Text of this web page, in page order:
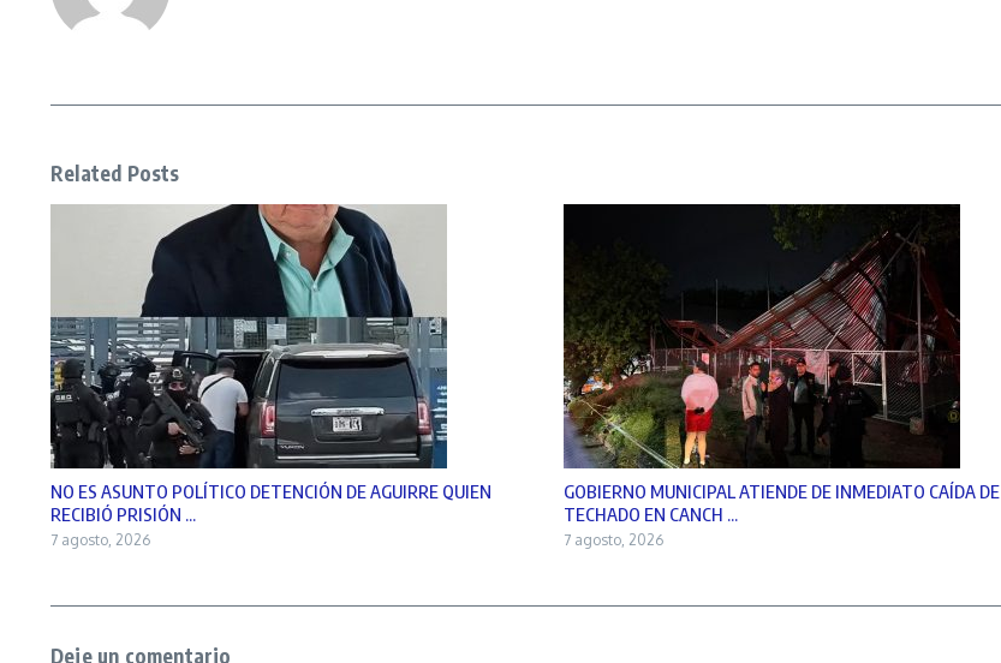
Related Posts
NO ES ASUNTO POLÍTICO DETENCIÓN DE AGUIRRE QUIEN
RECIBIÓ PRISIÓN ...
7 agosto, 2026
GOBIERNO MUNICIPAL ATIENDE DE INMEDIATO CAÍDA DE
TECHADO EN CANCH ...
7 agosto, 2026
Deje un comentario